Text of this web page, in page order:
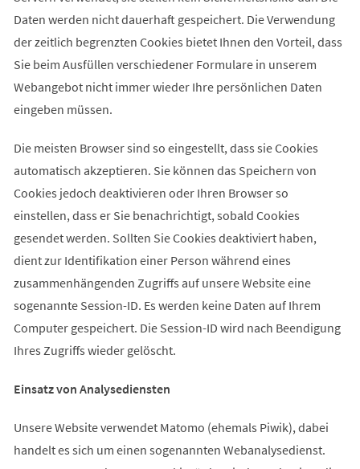
Daten werden nicht dauerhaft gespeichert. Die Verwendung
der zeitlich begrenzten Cookies bietet Ihnen den Vorteil, dass
Sie beim Ausfüllen verschiedener Formulare in unserem
Webangebot nicht immer wieder Ihre persönlichen Daten
eingeben müssen.
Die meisten Browser sind so eingestellt, dass sie Cookies
automatisch akzeptieren. Sie können das Speichern von
Cookies jedoch deaktivieren oder Ihren Browser so
einstellen, dass er Sie benachrichtigt, sobald Cookies
gesendet werden. Sollten Sie Cookies deaktiviert haben,
dient zur Identifikation einer Person während eines
zusammenhängenden Zugriffs auf unsere Website eine
sogenannte Session-ID. Es werden keine Daten auf Ihrem
Computer gespeichert. Die Session-ID wird nach Beendigung
Ihres Zugriffs wieder gelöscht.
Einsatz von Analysediensten
Unsere Website verwendet Matomo (ehemals Piwik), dabei
handelt es sich um einen sogenannten Webanalysedienst.